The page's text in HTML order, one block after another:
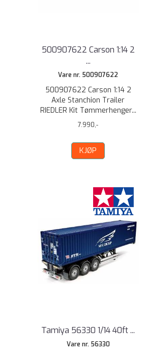
500907622 Carson 1:14 2
...
Vare nr. 500907622
500907622 Carson 1:14 2
Axle Stanchion Trailer
RIEDLER Kit Tømmerhenger...
7.990,-
KJØP
Tamiya 56330 1/14 40ft ...
Vare nr. 56330